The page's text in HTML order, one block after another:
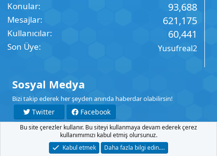
Konular 93,688
Mesajlar 621,175
Kullanıcılar 60,441
Son Üye Yusufreal2
Sosyal Medya
Bizi takip ederek her şeyden anında haberdar olabilirsin!
Twitter
Facebook
YouTube
Instagram
Şartlar Gizlilik Yardım Anasayfa
R
Bu site çerezler kullanır. Bu siteyi kullanmaya devam ederek çerez
kullanımımızı kabul etmiş olursunuz.
Kabul etmek
Daha fazla bilgi edin.…